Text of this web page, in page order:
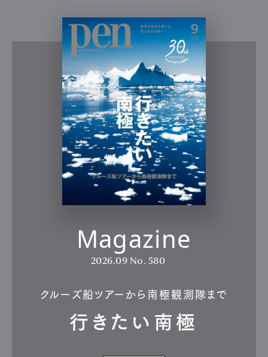
Magazine
2026.09 No. 580
クルーズ船ツアーから南極観測隊まで
行きたい南極